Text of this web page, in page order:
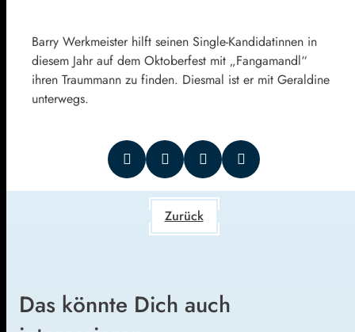
Barry Werkmeister hilft seinen Single-Kandidatinnen in
diesem Jahr auf dem Oktoberfest mit „Fangamandl“
ihren Traummann zu finden. Diesmal ist er mit Geraldine
unterwegs.
Zurück
Das könnte Dich auch